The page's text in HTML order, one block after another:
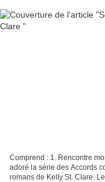
Comprend : 1. Rencontre
adoré la série des Accords
romans de Kelly St. Clare.